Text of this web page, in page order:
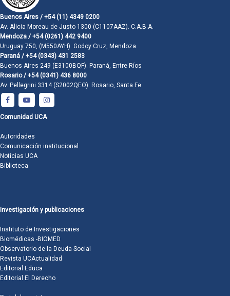
Buenos Aires / +54 (11) 4349 0200
Av. Alicia Moreau de Justo 1300 (C1107AAZ). C.A.B.A.
Mendoza / +54 (0261) 442 9400
Uruguay 750, (M550AYH). Godoy Cruz, Mendoza
Paraná / +54 (0343) 431 2583
Buenos Aires 249 (E3100BQF). Paraná, Entre Ríos
Rosario / +54 (0341) 436 8000
Av. Pellegrini 3314 (S2002QEO). Rosario, Santa Fe
Comunidad UCA
Autoridades
Comunicación institucional
Noticias UCA
Biblioteca
Investigación y publicaciones
Instituto de Investigaciones
Biomédicas -BIOMED
Observatorio de la Deuda Social
Revista UCActualidad
Editorial Educa
Editorial El Derecho